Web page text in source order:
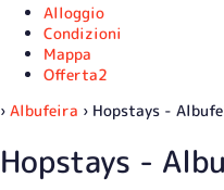
Alloggio
Condizioni
Mappa
Offerta2
› Albufeira › Hopstays -
Hopstays -